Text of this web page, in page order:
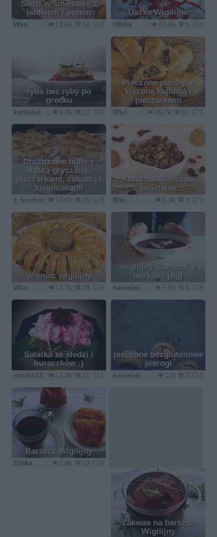
Śledź w śmietanie z
jabłkiem i porem
13.5k 18 0
Wkn
Uszka Wigilijne
10.6k 9 4
Olkka
ryba bez ryby po
grecku
9.2k 12 0
kanielak
Pieczone pierogi z
kiszoną kapustą i
pieczarkami
26.7k 91 7
Wkn
Drożdzowe bułki z
kaszą gryczaną,
pieczarkami, cebulką i
ziemniakami
16.6k 35 5
z_kuchni_wzięte
Kutia bakaliowa na
śmietanie
8.3k 9 3
Wkn
Wieniec wigilijny
17.7k 49 5
Wkn
wigilijny 'barszcz' z
uszkami (bg)
9.5k 4 8
kanielak
Sałatka ze śledzi i
buraczków :)
12.3k 31 1
misia123
pieczone bezglutenowe
pierogi
11k 3 0
kanielak
Barszcz Wigilijny
9.9k 10 0
Olkka
Zakwas na barszcz
Wigilijny